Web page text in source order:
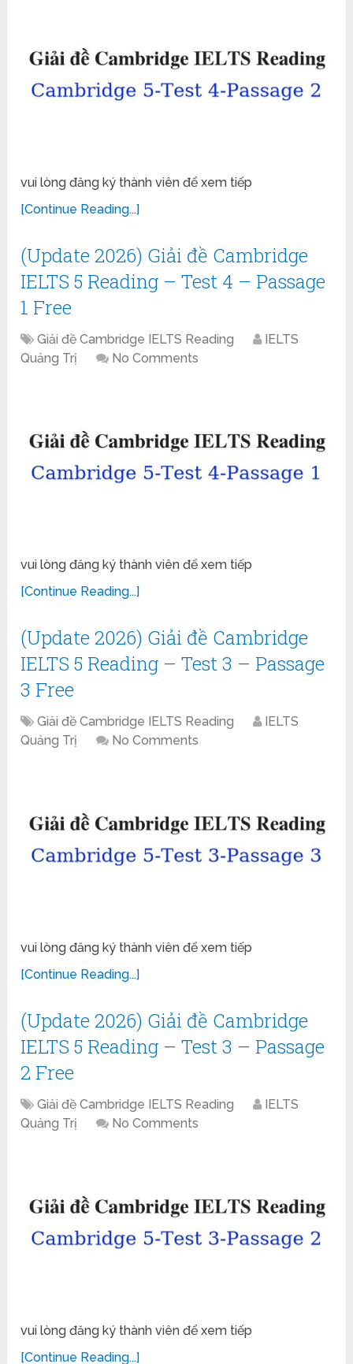
vui lòng đăng ký thành viên để xem tiếp
[Continue Reading...]
(Update 2026) Giải đề Cambridge
IELTS 5 Reading – Test 4 – Passage
1 Free
Giải đề Cambridge IELTS Reading
IELTS
Quảng Trị
No Comments
vui lòng đăng ký thành viên để xem tiếp
[Continue Reading...]
(Update 2026) Giải đề Cambridge
IELTS 5 Reading – Test 3 – Passage
3 Free
Giải đề Cambridge IELTS Reading
IELTS
Quảng Trị
No Comments
vui lòng đăng ký thành viên để xem tiếp
[Continue Reading...]
(Update 2026) Giải đề Cambridge
IELTS 5 Reading – Test 3 – Passage
2 Free
Giải đề Cambridge IELTS Reading
IELTS
Quảng Trị
No Comments
vui lòng đăng ký thành viên để xem tiếp
[Continue Reading...]